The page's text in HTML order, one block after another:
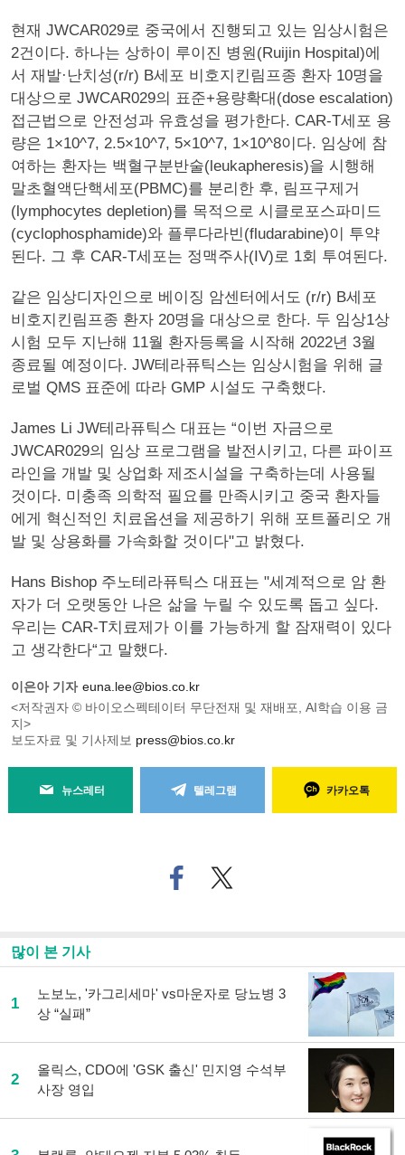
현재 JWCAR029로 중국에서 진행되고 있는 임상시험은
2건이다. 하나는 상하이 루이진 병원(Ruijin Hospital)에
서 재발·난치성(r/r) B세포 비호지킨림프종 환자 10명을
대상으로 JWCAR029의 표준+용량확대(dose escalation)
접근법으로 안전성과 유효성을 평가한다. CAR-T세포 용
량은 1×10^7, 2.5×10^7, 5×10^7, 1×10^8이다. 임상에 참
여하는 환자는 백혈구분반술(leukapheresis)을 시행해
말초혈액단핵세포(PBMC)를 분리한 후, 림프구제거
(lymphocytes depletion)를 목적으로 시클로포스파미드
(cyclophosphamide)와 플루다라빈(fludarabine)이 투약
된다. 그 후 CAR-T세포는 정맥주사(IV)로 1회 투여된다.
같은 임상디자인으로 베이징 암센터에서도 (r/r) B세포
비호지킨림프종 환자 20명을 대상으로 한다. 두 임상1상
시험 모두 지난해 11월 환자등록을 시작해 2022년 3월
종료될 예정이다. JW테라퓨틱스는 임상시험을 위해 글
로벌 QMS 표준에 따라 GMP 시설도 구축했다.
James Li JW테라퓨틱스 대표는 “이번 자금으로
JWCAR029의 임상 프로그램을 발전시키고, 다른 파이프
라인을 개발 및 상업화 제조시설을 구축하는데 사용될
것이다. 미충족 의학적 필요를 만족시키고 중국 환자들
에게 혁신적인 치료옵션을 제공하기 위해 포트폴리오 개
발 및 상용화를 가속화할 것이다"고 밝혔다.
Hans Bishop 주노테라퓨틱스 대표는 "세계적으로 암 환
자가 더 오랫동안 나은 삶을 누릴 수 있도록 돕고 싶다.
우리는 CAR-T치료제가 이를 가능하게 할 잠재력이 있다
고 생각한다“고 말했다.
이은아 기자 euna.lee@bios.co.kr
<저작권자 © 바이오스펙테이터 무단전재 및 재배포, AI학습 이용 금
지>
보도자료 및 기사제보 press@bios.co.kr
뉴스레터 텔레그램 카카오톡
페
이
기
사
공
트위
터로
많이 본 기사
1
노보노, '카그리세마' vs마운자로 당뇨병 3
상 “실패”
2
올릭스, CDO에 'GSK 출신' 민지영 수석부
사장 영입